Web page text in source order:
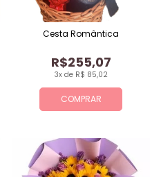
COMPRAR
3x de R$ 85,02
R$255,07
Cesta Romântica